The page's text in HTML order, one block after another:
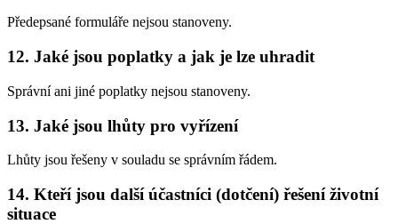
Předepsané formuláře nejsou stanoveny.
12. Jaké jsou poplatky a jak je lze uhradit
Správní ani jiné poplatky nejsou stanoveny.
13. Jaké jsou lhůty pro vyřízení
Lhůty jsou řešeny v souladu se správním řádem.
14. Kteří jsou další účastníci (dotčení) řešení životní
situace